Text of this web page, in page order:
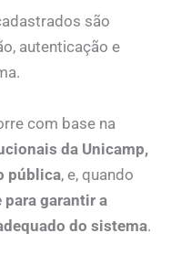
são
autenticação e
com base na
da Unicamp,
pública, e, quando
garantir a
do sistema.